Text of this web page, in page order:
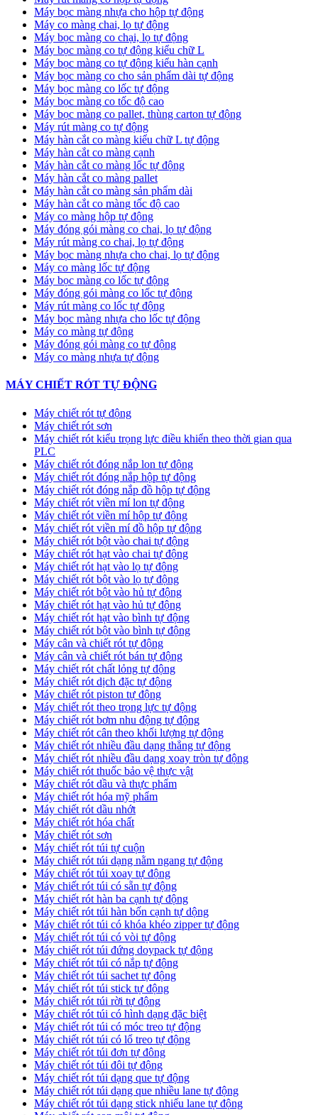
Máy bọc màng nhựa cho hộp tự động
Máy co màng chai, lọ tự động
Máy bọc màng co chại, lọ tự động
Máy bọc màng co tự động kiểu chữ L
Máy bọc màng co tự động kiểu hàn cạnh
Máy bọc màng co cho sản phẩm dài tự động
Máy bọc màng co lốc tự động
​Máy bọc màng co tốc độ cao
Máy bọc màng co pallet, thùng carton tự động
​Máy rút màng co tự động
​Máy hàn cắt co màng kiểu chữ L tự động
​Máy hàn cắt co màng cạnh
​Máy hàn cắt co màng lốc tự động
​Máy hàn cắt co màng pallet
​Máy hàn cắt co màng sản phẩm dài
​Máy hàn cắt co màng tốc độ cao
Máy co màng hộp tự động
Máy đóng gói màng co chai, lọ tự động
Máy rút màng co chai, lọ tự động
Máy bọc màng nhựa cho chai, lọ tự động
Máy co màng lốc tự động
Máy bọc màng co lốc tự động
Máy đóng gói màng co lốc tự động
Máy rút màng co lốc tự động
Máy bọc màng nhựa cho lốc tự động
Máy co màng tự động
Máy đóng gói màng co tự động
Máy co màng nhựa tự động
MÁY CHIẾT RÓT TỰ ĐỘNG
Máy chiết rót tự động
Máy chiết rót sơn
Máy chiết rót kiểu trọng lực điều khiển theo thời gian qua
PLC
Máy chiết rót đóng nắp lon tự động
Máy chiết rót đóng nắp hộp tự động
Máy chiết rót đóng nắp đồ hộp tự động
Máy chiết rót viền mí lon tự động
Máy chiết rót viền mí hộp tự động
Máy chiết rót viền mí đồ hộp tự động
Máy chiết rót bột vào chai tự động
Máy chiết rót hạt vào chai tự động
Máy chiết rót hạt vào lọ tự động
Máy chiết rót bột vào lọ tự động
Máy chiết rót bột vào hủ tự động
Máy chiết rót hạt vào hủ tự động
Máy chiết rót hạt vào bình tự động
Máy chiết rót bột vào bình tự động
Máy cân và chiết rót tự động
Máy cân và chiết rót bán tự động
​Máy chiết rót chất lỏng tự động
​Máy chiết rót dịch đặc tự động
Máy chiết rót piston tự động
Máy chiết rót theo trọng lực tự động
​Máy chiết rót bơm nhu động tự động
Máy chiết rót cân theo khối lượng tự động
​Máy chiết rót nhiều đầu dạng thẳng tự động
​Máy chiết rót nhiều đầu dạng xoay tròn tự động
Máy chiết rót thuốc bảo vệ thực vật
Máy chiết rót dầu và thực phẩm
Máy chiết rót hóa mỹ phẩm
Máy chiết rót dầu nhớt
Máy chiết rót hóa chất
Máy chiết rót sơn
Máy chiết rót túi tự cuộn
Máy chiết rót túi dạng nằm ngang tự động
Máy chiết rót túi xoay tự động
Máy chiết rót túi có sẵn tự động
Máy chiết rót hàn ba cạnh tự động
Máy chiết rót túi hàn bốn cạnh tự dộng
Máy chiết rót túi có khóa khéo zipper tự động
Máy chiết rót túi có vòi tự động
Máy chiết rót túi đứng doypack tự động
Máy chiết rót túi có nắp tự động
Máy chiết rót túi sachet tự động
Máy chiết rót túi stick tự động
Máy chiết rót túi rời tự động
Máy chiết rót túi có hình dạng đặc biệt
Máy chiết rót túi có móc treo tự động
Máy chiết rót túi có lổ treo tự động
Máy chiết rót túi đơn tự đông
Máy chiết rót túi đôi tự động
Máy chiết rót túi dạng que tự động
Máy chiết rót túi dạng que nhiều lane tự động
Máy chiết rót túi dạng stick nhiếu lane tự động